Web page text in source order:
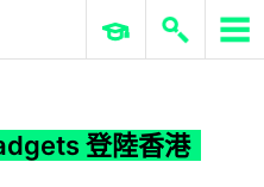
登陸香港
ERP 與商業 AI
登陸香港